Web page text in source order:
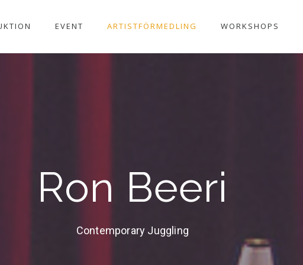
EVENT ARTISTFÖRMEDLING WORKSHOPS
Ron Beeri
Contemporary Juggling